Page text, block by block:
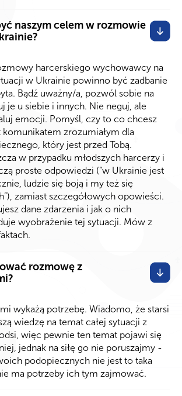
naszym celem w rozmowie
harcerskiego wychowawcy na
w Ukrainie powinno być zadbanie
Bądź uważny/a, pozwól sobie na
je u siebie i innych. Nie neguj, ale
emocji. Pomyśl, czy to co chcesz
zrozumiałym dla
który jest przed Tobą.
w przypadku młodszych harcerzy i
proste odpowiedzi (“w Ukrainie jest
ludzie się boją i my też się
zamiast szczegółowych opowieści.
dane zdarzenia i jak o nich
wyobrażenie tej sytuacji. Mów z
rozmowę z
wykażą potrzebę. Wiadomo, że starsi
wiedzę na temat całej sytuacji z
więc pewnie ten temat pojawi się
jednak na siłę go nie poruszajmy -
podopiecznych nie jest to taka
ma potrzeby ich tym zajmować.